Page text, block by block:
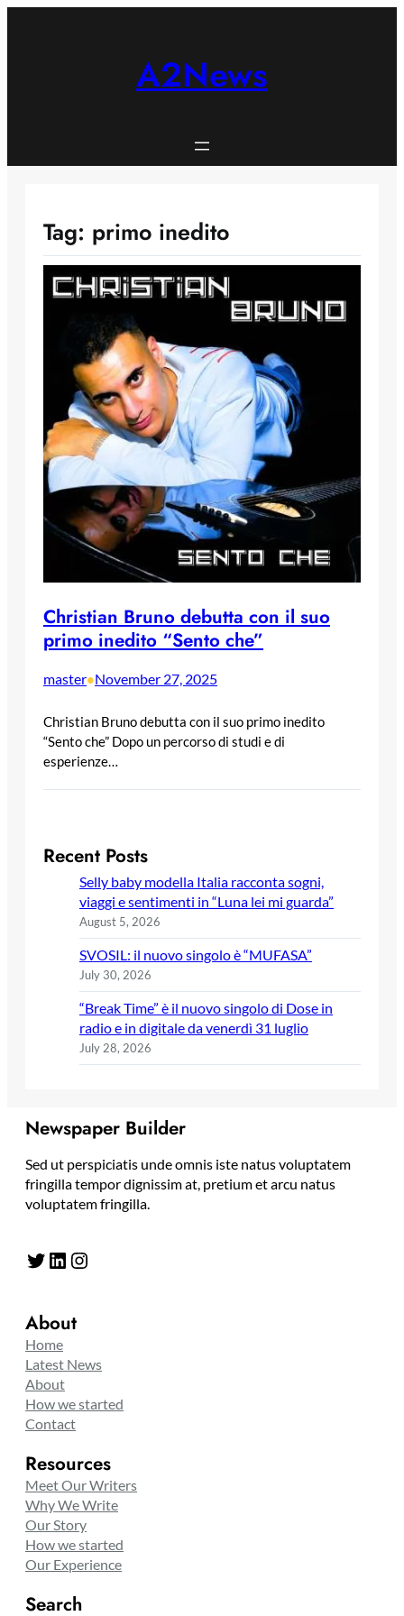
A2News
Tag: primo inedito
Christian Bruno debutta con il suo
primo inedito “Sento che”
master•November 27, 2025
Christian Bruno debutta con il suo primo inedito
“Sento che” Dopo un percorso di studi e di
esperienze…
Recent Posts
Selly baby modella Italia racconta sogni,
viaggi e sentimenti in “Luna lei mi guarda”
August 5, 2026
SVOSIL: il nuovo singolo è “MUFASA”
July 30, 2026
“Break Time” è il nuovo singolo di Dose in
radio e in digitale da venerdì 31 luglio
July 28, 2026
Newspaper Builder
Sed ut perspiciatis unde omnis iste natus voluptatem
fringilla tempor dignissim at, pretium et arcu natus
voluptatem fringilla.
Twitter LinkedIn Instagram
About
Home
Latest News
About
How we started
Contact
Resources
Meet Our Writers
Why We Write
Our Story
How we started
Our Experience
Search